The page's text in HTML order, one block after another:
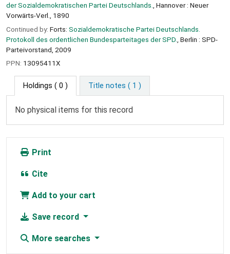
der Sozialdemokratischen Partei Deutschlands.
, Hannover : Neuer
Vorwärts-Verl., 1890
Continued by: Forts: Sozialdemokratische Partei Deutschlands.
Protokoll des ordentlichen Bundesparteitages der SPD. , Berlin : SPD-
Parteivorstand, 2009
PPN: 13095411X
Holdings ( 0 ) Title notes ( 1 )
No physical items for this record
Print
Cite
Add to your cart
Save record
More searches